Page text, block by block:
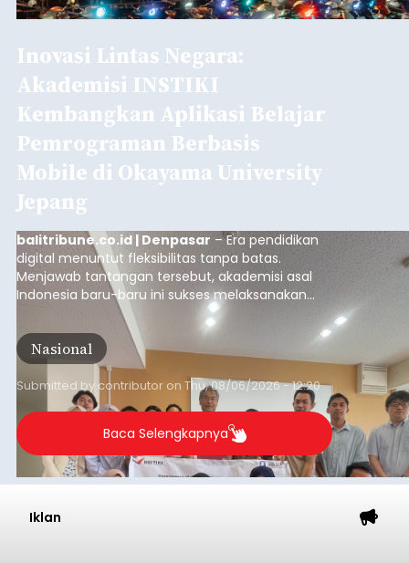
Inovasi Lintas Negara:
Akademisi INSTIKI
Kembangkan Aplikasi Belajar
Pemrograman Berbasis
Mobile di Okayama University
Jepang
balitribune.co.id | Denpasar – Era pendidikan
digital menuntut fleksibilitas tanpa batas.
Menjawab tantangan tersebut, akademisi asal
Indonesia baru-baru ini sukses melaksanakan
program Pengabdian Kepada Masyarakat (PKM)
skala internasional di Distributed Systems
Laboratory, Okayama University, Jepang.
Nasional
Submitted by contributor on Thu, 08/06/2026 - 12:20
Baca Selengkapnya
Iklan